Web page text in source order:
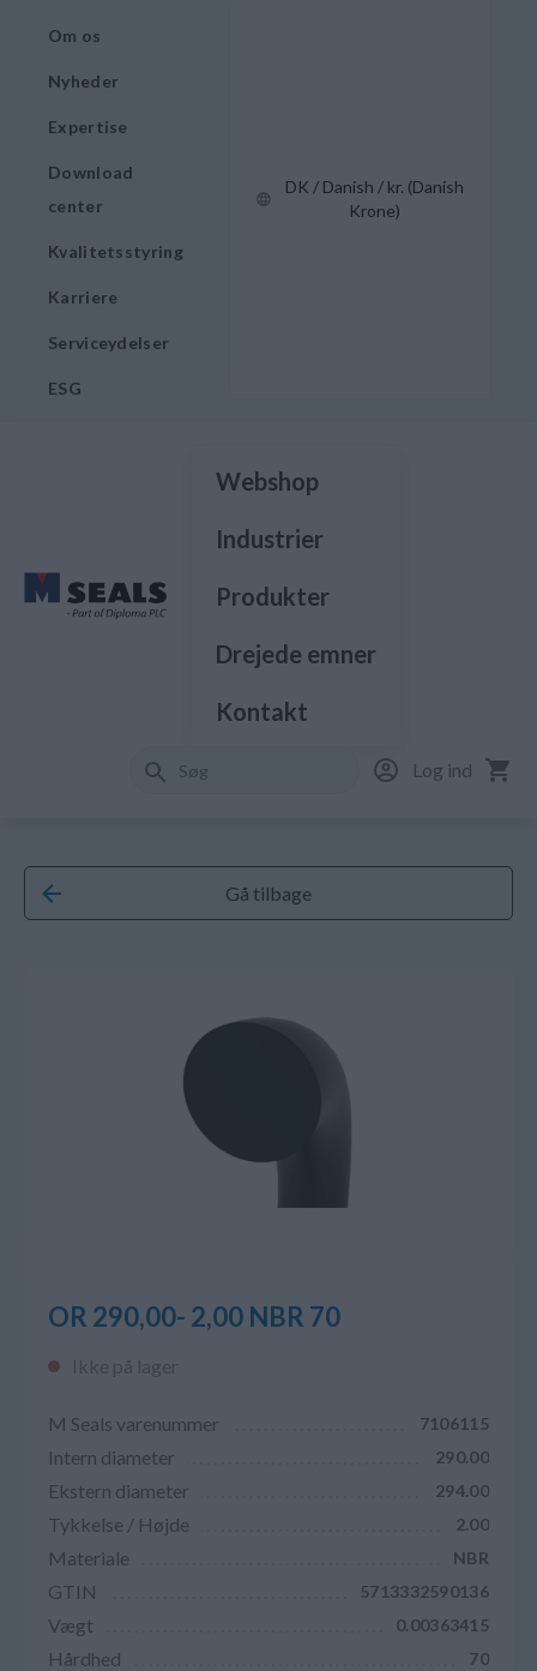
Om os
Nyheder
Expertise
Download
center
Kvalitetsstyring
Karriere
Serviceydelser
ESG
DK / Danish / kr. (Danish
Krone)
Webshop
Industrier
Produkter
Drejede emner
Kontakt
Log ind
Gå tilbage
OR 290,00- 2,00 NBR 70
Ikke på lager
M Seals varenummer 7106115
Intern diameter 290.00
Ekstern diameter 294.00
Tykkelse / Højde 2.00
Materiale NBR
GTIN 5713332590136
Vægt 0.00363415
Hårdhed 70